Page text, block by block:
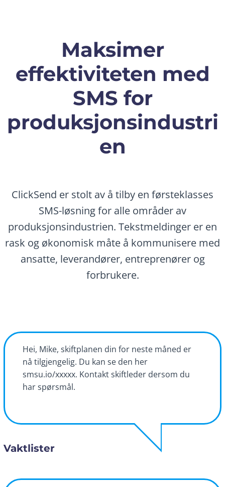
Maksimer
effektiviteten med
SMS for
produksjonsindustri
en
ClickSend er stolt av å tilby en førsteklasses
SMS-løsning for alle områder av
produksjonsindustrien. Tekstmeldinger er en
rask og økonomisk måte å kommunisere med
ansatte, leverandører, entreprenører og
forbrukere.
Hei, Mike, skiftplanen din for neste måned er
nå tilgjengelig. Du kan se den her
smsu.io/xxxxx. Kontakt skiftleder dersom du
har spørsmål.
Vaktlister